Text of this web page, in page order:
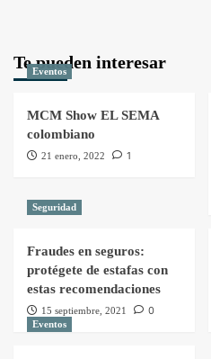
Te pueden interesar
Eventos
MCM Show EL SEMA
colombiano
21 enero, 2022 1
Seguridad
Fraudes en seguros:
protégete de estafas con
estas recomendaciones
15 septiembre, 2021 0
Eventos